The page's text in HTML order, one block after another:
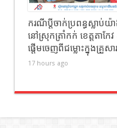
ករណីប្តីចាក់ប្រពន្ធស្លាប់យ៉ា
នៅស្រុកត្រាំកក់ ខេត្តតាក
ផ្តើមចេញពីជម្លោះក្នុងគ្រួសារ
17 hours ago